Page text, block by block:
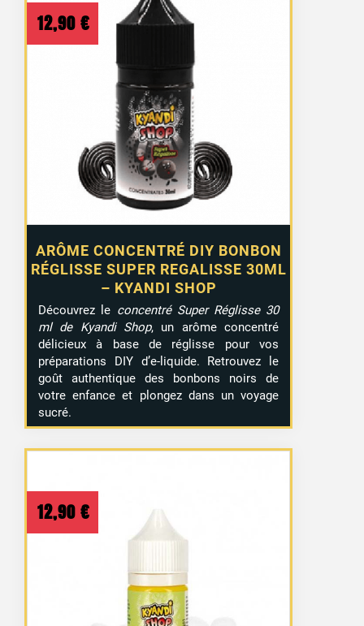
ARÔME CONCENTRÉ DIY BONBON
RÉGLISSE SUPER REGALISSE 30ML
– KYANDI SHOP
12,90 €
Découvrez le concentré Super Réglisse 30
ml de Kyandi Shop, un arôme concentré
délicieux à base de réglisse pour vos
préparations DIY d’e-liquide. Retrouvez le
goût authentique des bonbons noirs de
votre enfance et plongez dans un voyage
sucré.
12,90 €